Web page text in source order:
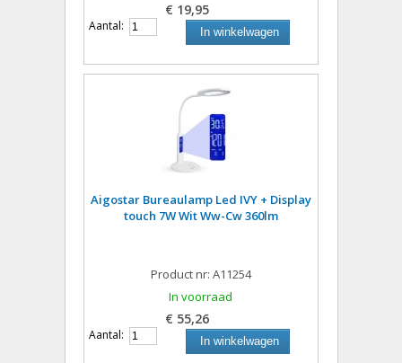
€ 19,95
Aantal: In winkelwagen
Aigostar Bureaulamp Led IVY + Display
touch 7W Wit Ww-Cw 360lm
Product nr: A11254
In voorraad
€ 55,26
Aantal: In winkelwagen